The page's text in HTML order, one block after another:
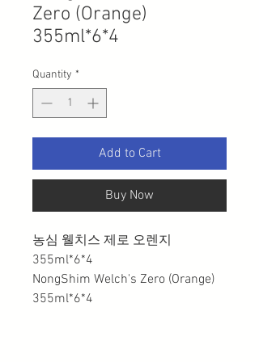
Zero (Orange)
355ml*6*4
Quantity *
Add to Cart
Buy Now
농심 웰치스 제로 오렌지
355ml*6*4
NongShim Welch's Zero (Orange)
355ml*6*4